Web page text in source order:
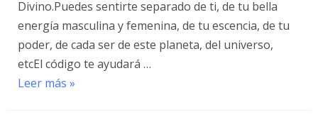
Divino.Puedes sentirte separado de ti, de tu bella
energía masculina y femenina, de tu escencia, de tu
poder, de cada ser de este planeta, del universo,
etcEl código te ayudará …
Código
Leer más »